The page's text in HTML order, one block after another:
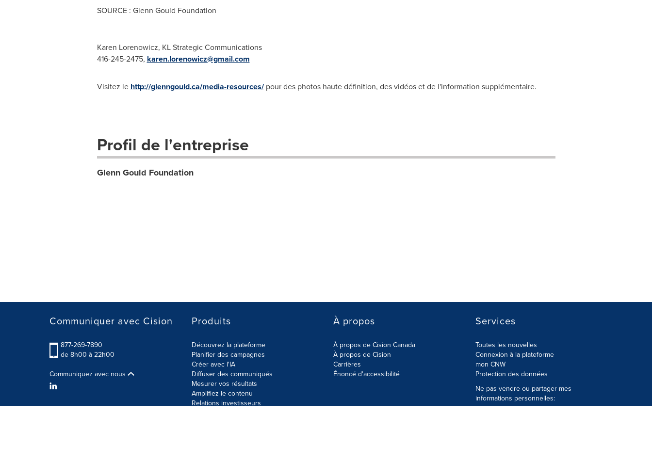
SOURCE : Glenn Gould Foundation
Karen Lorenowicz, KL Strategic Communications
416-245-2475, karen.lorenowicz@gmail.com
Visitez le http://glenngould.ca/media-resources/pour des photos haute définition, des vidéos et de l'information supplémentaire.
Profil de l'entreprise
Glenn Gould Foundation
Communiquer avec Cision
877-269-7890
de 8h00 à 22h00
Communiquez avec nous
Produits
Découvrez la plateforme
Planifier des campagnes
Créer avec l'IA
Diffuser des communiqués
Mesurer vos résultats
Amplifiez le contenu
Relations investisseurs
À propos
À propos de Cision Canada
À propos de Cision
Carrières
Énoncé d'accessibilité
Services
Toutes les nouvelles
Connexion à la plateforme
mon CNW
Protection des données
Ne pas vendre ou partager mes
informations personnelles: